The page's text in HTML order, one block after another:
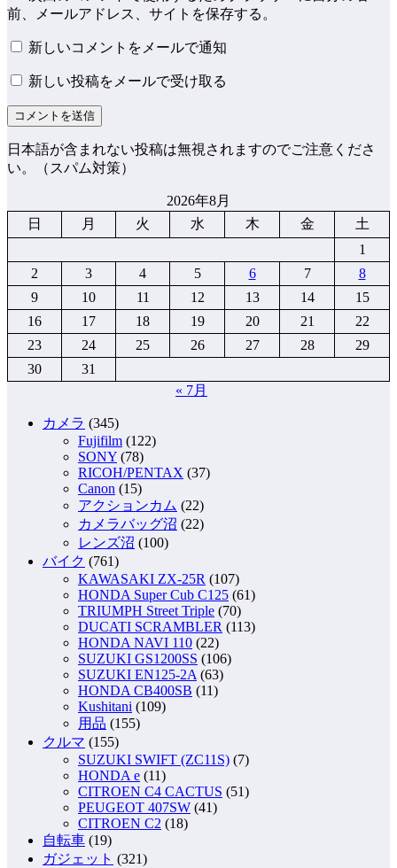
前、メールアドレス、サイトを保存する。
新しいコメントをメールで通知
新しい投稿をメールで受け取る
日本語が含まれない投稿は無視されますのでご注意くださ
い。（スパム対策）
2026年8月
日
月 火 水 木 金
土
1
2
3 4 5 6 7
8
9
10 11 12 13 14
15
16
17 18 19 20 21
22
23
24 25 26 27 28
29
30
31
« 7月
カメラ (345)
Fujifilm (122)
SONY (78)
RICOH/PENTAX (37)
Canon (15)
アクションカム (22)
カメラバッグ沼 (22)
レンズ沼 (100)
バイク (761)
KAWASAKI ZX-25R (107)
HONDA Super Cub C125 (61)
TRIUMPH Street Triple (70)
DUCATI SCRAMBLER (113)
HONDA NAVI 110 (22)
SUZUKI GS1200SS (106)
SUZUKI EN125-2A (63)
HONDA CB400SB (11)
Kushitani (109)
用品 (155)
クルマ (155)
SUZUKI SWIFT (ZC11S) (7)
HONDA e (11)
CITROEN C4 CACTUS (51)
PEUGEOT 407SW (41)
CITROEN C2 (18)
自転車 (19)
ガジェット (321)